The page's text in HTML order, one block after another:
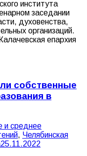
института
заседании
духовенства,
организаций.
епархия
собственные
в
и среднее
, Челябинская
25.11.2022